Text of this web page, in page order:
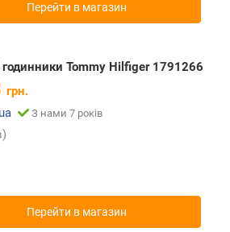
Перейти в магазин
годинники Tommy Hilfiger 1791266
грн.
З нами 7 років
Перейти в магазин